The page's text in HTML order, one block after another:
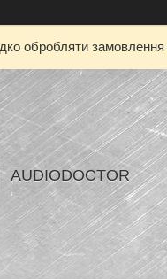
обробляти
AUDIODOCTOR